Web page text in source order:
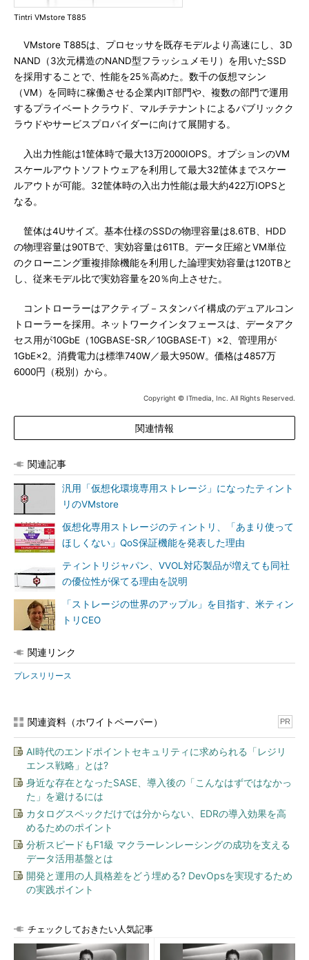
Tintri VMstore T885
VMstore T885は、プロセッサを既存モデルより高速にし、3D
NAND（3次元構造のNAND型フラッシュメモリ）を用いたSSD
を採用することで、性能を25％高めた。数千の仮想マシン
（VM）を同時に稼働させる企業内IT部門や、複数の部門で運用
するプライベートクラウド、マルチテナントによるパブリックク
ラウドやサービスプロバイダーに向けて展開する。
入出力性能は1筐体時で最大13万2000IOPS。オプションのVM
スケールアウトソフトウェアを利用して最大32筐体までスケー
ルアウトが可能。32筐体時の入出力性能は最大約422万IOPSと
なる。
筐体は4Uサイズ。基本仕様のSSDの物理容量は8.6TB、HDD
の物理容量は90TBで、実効容量は61TB。データ圧縮とVM単位
のクローニング重複排除機能を利用した論理実効容量は120TBと
し、従来モデル比で実効容量を20％向上させた。
コントローラーはアクティブ－スタンバイ構成のデュアルコン
トローラーを採用。ネットワークインタフェースは、データアク
セス用が10GbE（10GBASE-SR／10GBASE-T）×2、管理用が
1GbE×2。消費電力は標準740W／最大950W。価格は4857万
6000円（税別）から。
Copyright © ITmedia, Inc. All Rights Reserved.
関連情報
関連記事
汎用「仮想化環境専用ストレージ」になったティント
リのVMstore
仮想化専用ストレージのティントリ、「あまり使って
ほしくない」QoS保証機能を発表した理由
ティントリジャパン、VVOL対応製品が増えても同社
の優位性が保てる理由を説明
「ストレージの世界のアップル」を目指す、米ティン
トリCEO
関連リンク
プレスリリース
関連資料（ホワイトペーパー） PR
AI時代のエンドポイントセキュリティに求められる「レジリ
エンス戦略」とは?
身近な存在となったSASE、導入後の「こんなはずではなかっ
た」を避けるには
カタログスペックだけでは分からない、EDRの導入効果を高
めるためのポイント
分析スピードもF1級 マクラーレンレーシングの成功を支える
データ活用基盤とは
開発と運用の人員格差をどう埋める? DevOpsを実現するため
の実践ポイント
チェックしておきたい人気記事